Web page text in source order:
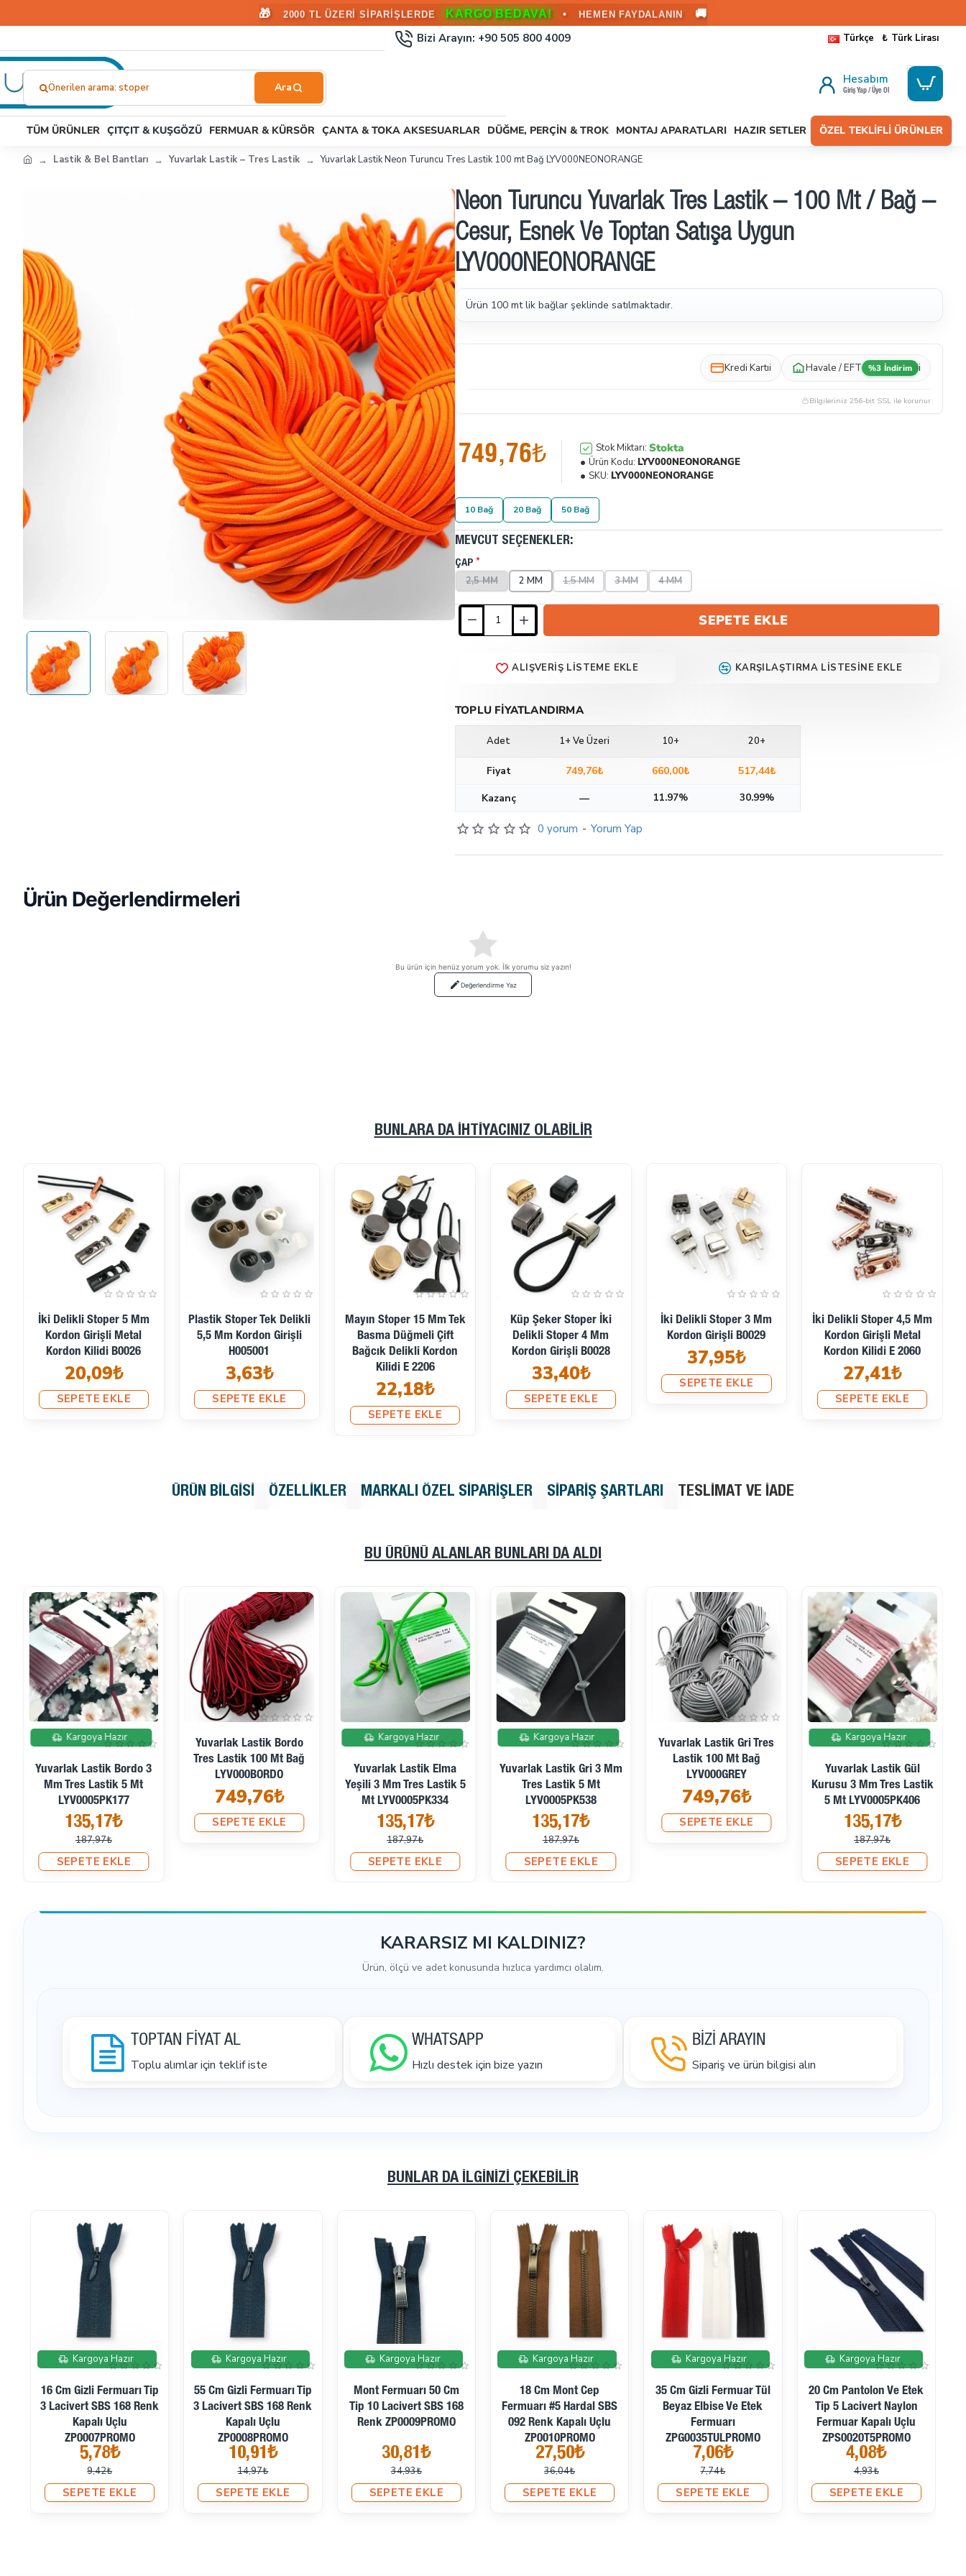
🎁 2000 TL ÜZERİ SİPARİŞLERDE KARGO BEDAVA! • HEMEN FAYDALANIN 🚚
Bizi Arayın: +90 505 800 4009 Türkçe ₺ Türk Lirası
Aramıştınız?...
Önerilen arama: kuşgözü
Hesabım
Giriş Yap / Üye Ol
TÜM ÜRÜNLER ÇITÇIT & KUŞGÖZÜ FERMUAR & KÜRSÖR ÇANTA & TOKA AKSESUARLAR DÜĞME, PERÇIN & TROK MONTAJ APARATLARI HAZIR SETLER ÖZEL TEKLIFLI ÜRÜNLER
Lastik & Bel Bantları Yuvarlak Lastik – Tres Lastik Yuvarlak Lastik Neon Turuncu Tres Lastik 100 mt Bağ LYV000NEONORANGE
Neon Turuncu Yuvarlak Tres Lastik – 100 Mt / Bağ –
Cesur, Esnek Ve Toptan Satışa Uygun
LYV000NEONORANGE
Ürün 100 mt lik bağlar şeklinde satılmaktadır.
Kredi Kartıi Havale / EFT %3 İndirim i
Bilgileriniz 256-bit SSL ile korunur
0 yorum - Yorum Yap
749,76₺ Stok Miktarı: Stokta
Ürün Kodu: LYV000NEONORANGE
SKU: LYV000NEONORANGE
10 Bağ 20 Bağ 50 Bağ
MEVCUT SEÇENEKLER:
ÇAP
2,5 MM 2 MM 1,5 MM 3 MM 4 MM
SEPETE EKLE
ALIŞVERIŞ LISTEME EKLE KARŞILAŞTIRMA LISTESINE EKLE
TOPLU FIYATLANDIRMA
Adet 1+ Ve Üzeri 10+ 20+
Fiyat 749,76₺ 660,00₺
517,44₺
Kazanç
— 11.97% 30.99%
Ürün Değerlendirmeleri
Bu ürün için henüz yorum yok. İlk yorumu siz yazın!
Değerlendirme Yaz
BUNLARA DA İHTIYACINIZ OLABILIR
İki Delikli Stoper 5 Mm
Kordon Girişli Metal
Kordon Kilidi B0026
20,09₺
SEPETE EKLE
Plastik Stoper Tek Delikli
5,5 Mm Kordon Girişli
H005001
3,63₺
SEPETE EKLE
Mayın Stoper 15 Mm Tek
Basma Düğmeli Çift
Bağcık Delikli Kordon
Kilidi E 2206
22,18₺
SEPETE EKLE
Küp Şeker Stoper İki
Delikli Stoper 4 Mm
Kordon Girişli B0028
33,40₺
SEPETE EKLE
İki Delikli Stoper 3 Mm
Kordon Girişli B0029
37,95₺
SEPETE EKLE
İki Delikli Stoper 4,5 Mm
Kordon Girişli Metal
Kordon Kilidi E 2060
27,41₺
SEPETE EKLE
ÜRÜN BILGISI ÖZELLIKLER MARKALI ÖZEL SIPARIŞLER SIPARIŞ ŞARTLARI TESLIMAT VE İADE
BU ÜRÜNÜ ALANLAR BUNLARI DA ALDI
İndirimde
Kargoya Hazır
Yuvarlak Lastik Bordo 3
Mm Tres Lastik 5 Mt
LYV0005PK177
135,17₺
187,97₺
SEPETE EKLE
Yuvarlak Lastik Bordo
Tres Lastik 100 Mt Bağ
LYV000BORDO
749,76₺
SEPETE EKLE
İndirimde
Kargoya Hazır
Yuvarlak Lastik Elma
Yeşili 3 Mm Tres Lastik 5
Mt LYV0005PK334
135,17₺
187,97₺
SEPETE EKLE
İndirimde
Kargoya Hazır
Yuvarlak Lastik Gri 3 Mm
Tres Lastik 5 Mt
LYV0005PK538
135,17₺
187,97₺
SEPETE EKLE
Yuvarlak Lastik Gri Tres
Lastik 100 Mt Bağ
LYV000GREY
749,76₺
SEPETE EKLE
İndirimde
Kargoya Hazır
Yuvarlak Lastik Gül
Kurusu 3 Mm Tres Lastik
5 Mt LYV0005PK406
135,17₺
187,97₺
SEPETE EKLE
KARARSIZ MI KALDINIZ?
Ürün, ölçü ve adet konusunda hızlıca yardımcı olalım.
TOPTAN FİYAT AL
Toplu alımlar için teklif iste
WHATSAPP
Hızlı destek için bize yazın
BİZİ ARAYIN
Sipariş ve ürün bilgisi alın
BUNLAR DA İLGINIZI ÇEKEBILIR
İndirimde
Kargoya Hazır
16 Cm Gizli Fermuarı Tip
3 Lacivert SBS 168 Renk
Kapalı Uçlu
ZP0007PROMO
5,78₺
9,42₺
SEPETE EKLE
İndirimde
Kargoya Hazır
55 Cm Gizli Fermuarı Tip
3 Lacivert SBS 168 Renk
Kapalı Uçlu
ZP0008PROMO
10,91₺
14,97₺
SEPETE EKLE
İndirimde
Kargoya Hazır
Mont Fermuarı 50 Cm
Tip 10 Lacivert SBS 168
Renk ZP0009PROMO
30,81₺
34,93₺
SEPETE EKLE
İndirimde
Kargoya Hazır
18 Cm Mont Cep
Fermuarı #5 Hardal SBS
092 Renk Kapalı Uçlu
ZP0010PROMO
27,50₺
36,04₺
SEPETE EKLE
İndirimde
Kargoya Hazır
35 Cm Gizli Fermuar Tül
Beyaz Elbise Ve Etek
Fermuarı
ZPG0035TULPROMO
7,06₺
7,74₺
SEPETE EKLE
İndirimde
Kargoya Hazır
20 Cm Pantolon Ve Etek
Tip 5 Lacivert Naylon
Fermuar Kapalı Uçlu
ZPS0020T5PROMO
4,08₺
4,93₺
SEPETE EKLE